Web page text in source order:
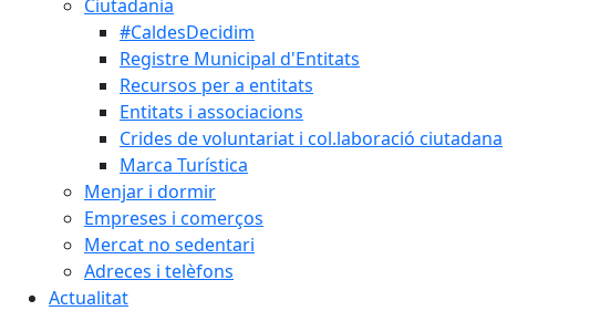
Ciutadania
#CaldesDecidim
Registre Municipal d'Entitats
Recursos per a entitats
Entitats i associacions
Crides de voluntariat i col.laboració ciutadana
Marca Turística
Menjar i dormir
Empreses i comerços
Mercat no sedentari
Adreces i telèfons
Actualitat